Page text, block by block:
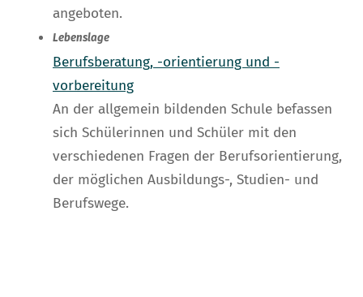
angeboten.
Lebenslage
Berufsberatung, -orientierung und -
vorbereitung
An der allgemein bildenden Schule befassen
sich Schülerinnen und Schüler mit den
verschiedenen Fragen der Berufsorientierung,
der möglichen Ausbildungs-, Studien- und
Berufswege.